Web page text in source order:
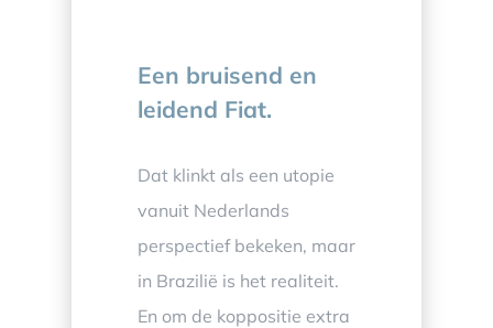
Een bruisend en
leidend Fiat.
Dat klinkt als een utopie
vanuit Nederlands
perspectief bekeken, maar
in Brazilië is het realiteit.
En om de koppositie extra